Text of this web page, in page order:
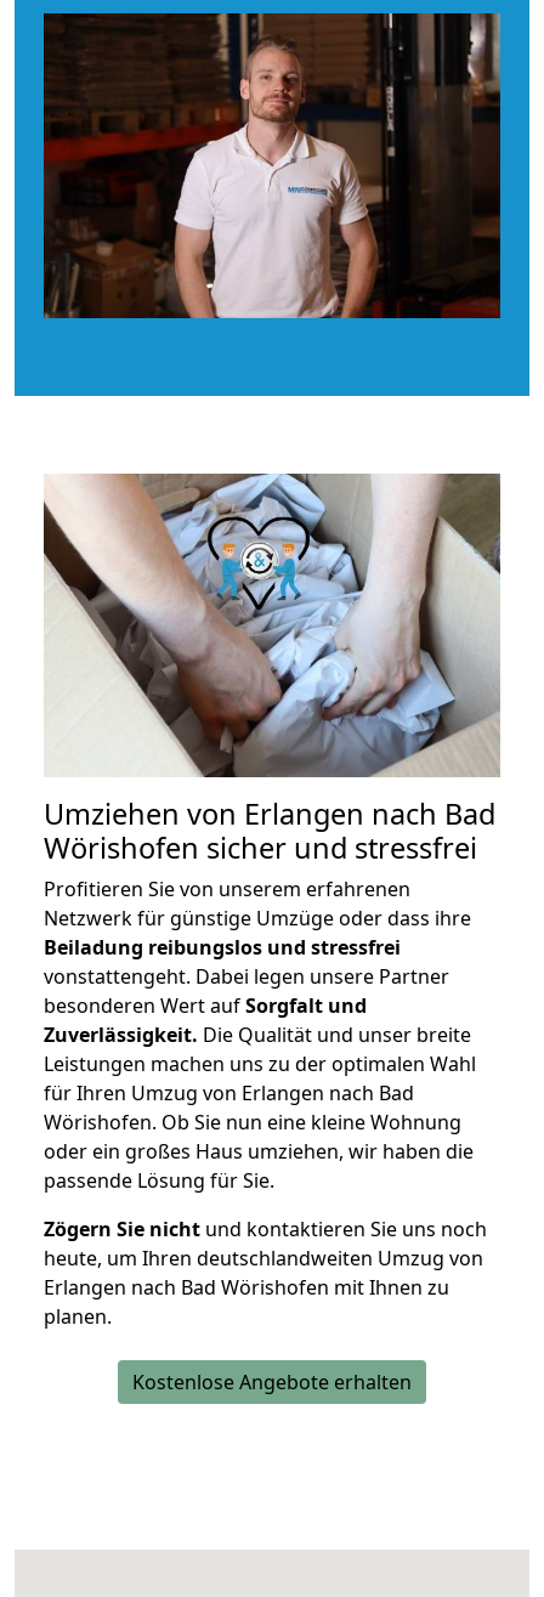
Umziehen von Erlangen nach Bad
Wörishofen sicher und stressfrei
Profitieren Sie von unserem erfahrenen
Netzwerk für günstige Umzüge oder dass ihre
Beiladung reibungslos und stressfrei
vonstattengeht. Dabei legen unsere Partner
besonderen Wert aufSorgfalt und
Zuverlässigkeit. Die Qualität und unser breite
Leistungen machen uns zu der optimalen Wahl
für Ihren Umzug von Erlangen nach Bad
Wörishofen. Ob Sie nun eine kleine Wohnung
oder ein großes Haus umziehen, wir haben die
passende Lösung für Sie.
Zögern Sie nicht und kontaktieren Sie uns noch
heute, um Ihren deutschlandweiten Umzug von
Erlangen nach Bad Wörishofen mit Ihnen zu
planen.
Kostenlose Angebote erhalten